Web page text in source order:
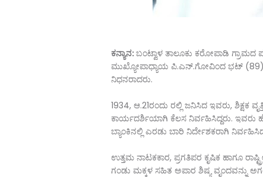
ಕನ್ಯಾನ:ಬಂಟ್ವಾಳ ತಾಲೂಕು ಕರೋಪಾಡಿ ಗ್ರಾಮದ
ಮುಖ್ಯೋಪಾಧ್ಯಾಯ ಪಿ.ಎನ್.ಗೋವಿಂದ ಭಟ್ (89)
ನಿಧನರಾದರು.
1934, ಆ.21ರಂದು ರಲ್ಲಿ ಜನಿಸಿದ ಇವರು,
ಕಾರ್ಯದರ್ಶಿಯಾಗಿ ಕೆಲಸ ನಿರ್ವಹಿಸಿದ್ದರು.
ಬ್ಯಾಂಕಿನಲ್ಲಿ ಎರಡು ಬಾರಿ ನಿರ್ದೇಶಕರಾಗಿ
ಉತ್ತಮ ನಾಟಕಕಾರ, ಪ್ರಗತಿಪರ ಕೃಷಿಕ ಹಾಗೂ
ಗಂಡು ಮಕ್ಕಳ ಸಹಿತ ಅಪಾರ ಶಿಷ್ಯ ವೃಂದವನ್ನು